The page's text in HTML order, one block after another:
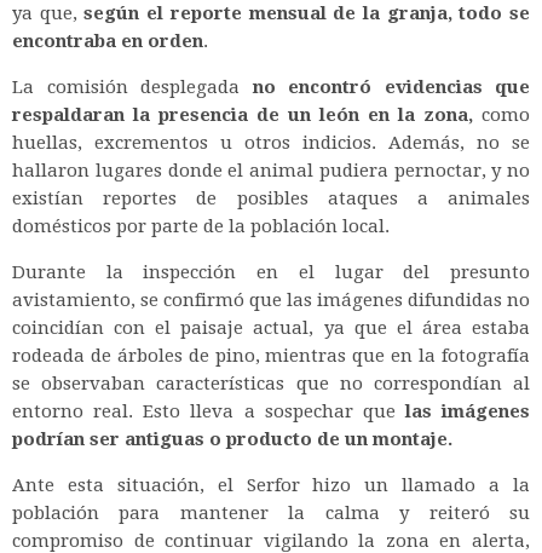
ya que, según el reporte mensual de la granja, todo se
encontraba en orden.
La comisión desplegada no encontró evidencias que
respaldaran la presencia de un león en la zona, como
huellas, excrementos u otros indicios. Además, no se
hallaron lugares donde el animal pudiera pernoctar, y no
existían reportes de posibles ataques a animales
domésticos por parte de la población local.
Durante la inspección en el lugar del presunto
avistamiento, se confirmó que las imágenes difundidas no
coincidían con el paisaje actual, ya que el área estaba
rodeada de árboles de pino, mientras que en la fotografía
se observaban características que no correspondían al
entorno real. Esto lleva a sospechar quelas imágenes
podrían ser antiguas o producto de un montaje.
Ante esta situación, el Serfor hizo un llamado a la
población para mantener la calma y reiteró su
compromiso de continuar vigilando la zona en alerta,